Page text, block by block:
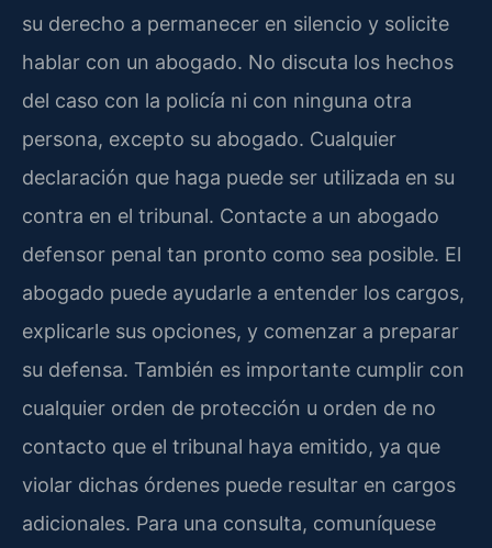
su derecho a permanecer en silencio y solicite
hablar con un abogado. No discuta los hechos
del caso con la policía ni con ninguna otra
persona, excepto su abogado. Cualquier
declaración que haga puede ser utilizada en su
contra en el tribunal. Contacte a un abogado
defensor penal tan pronto como sea posible. El
abogado puede ayudarle a entender los cargos,
explicarle sus opciones, y comenzar a preparar
su defensa. También es importante cumplir con
cualquier orden de protección u orden de no
contacto que el tribunal haya emitido, ya que
violar dichas órdenes puede resultar en cargos
adicionales. Para una consulta, comuníquese